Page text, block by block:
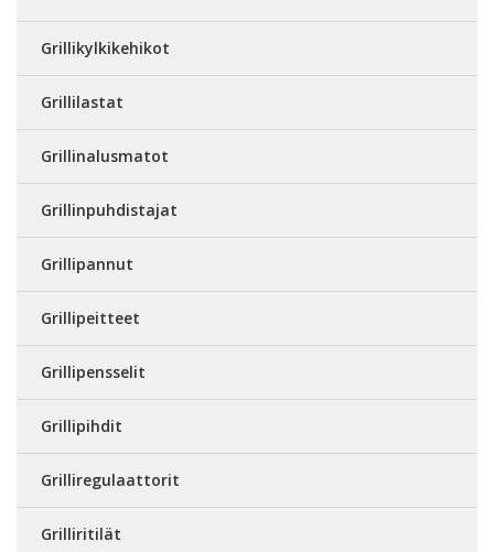
Grillikylkikehikot
Grillilastat
Grillinalusmatot
Grillinpuhdistajat
Grillipannut
Grillipeitteet
Grillipensselit
Grillipihdit
Grilliregulaattorit
Grilliritilät